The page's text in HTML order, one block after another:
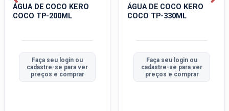
ÁGUA DE COCO KERO
COCO TP-200ML
Faça seu login ou
cadastre-se para ver
preços e comprar
ÁGUA DE COCO KERO
COCO TP-330ML
Faça seu login ou
cadastre-se para ver
preços e comprar